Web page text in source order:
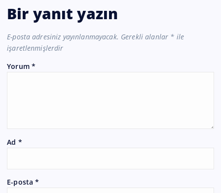
Bir yanıt yazın
E-posta adresiniz yayınlanmayacak. Gerekli alanlar * ile
işaretlenmişlerdir
Yorum *
Ad *
E-posta*